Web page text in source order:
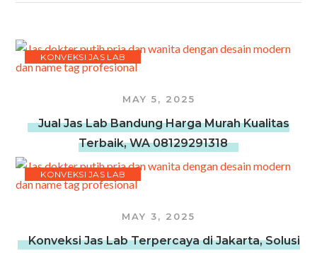
KONVEKSI JAS LAB
MAY 5, 2025
Jual Jas Lab Bandung Harga Murah Kualitas
Terbaik, WA 08129291318
KONVEKSI JAS LAB
MAY 3, 2025
Konveksi Jas Lab Terpercaya di Jakarta, Solusi